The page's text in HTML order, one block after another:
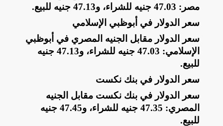
مصر: 47.03 جنيه للشراء، و47.13 جنيه للبيع
.
سعر الدولار في أبوظبي الإسلامي
سعر الدولار مقابل الجنيه المصري في أبوظبي
الإسلامي: 47.03 جنيه للشراء، و47.13 جنيه
للبيع.
سعر الدولار في بنك نكست
سعر الدولار في بنك نكست مقابل الجنيه
المصري: 47.35 جنيه للشراء، و47.45 جنيه
للبيع.